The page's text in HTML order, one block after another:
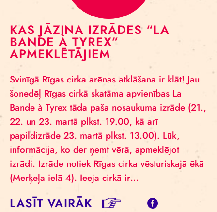
KAS JĀZINA IZRĀDES “LA
BANDE À TYREX”
APMEKLĒTĀJIEM
Svinīgā Rīgas cirka arēnas atklāšana ir klāt! Jau
šonedēļ Rīgas cirkā skatāma apvienības La
Bande à Tyrex tāda paša nosaukuma izrāde (21.,
22. un 23. martā plkst. 19.00, kā arī
papildizrāde 23. martā plkst. 13.00). Lūk,
informācija, ko der ņemt vērā, apmeklējot
izrādi. Izrāde notiek Rīgas cirka vēsturiskajā ēkā
(Merķeļa ielā 4). Ieeja cirkā ir…
LASĪT VAIRĀK